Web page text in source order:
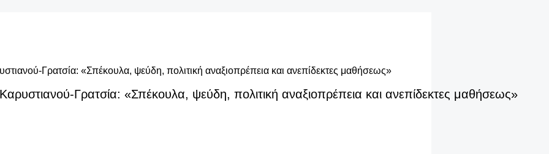
Γρατσία: «Σπέκουλα, ψεύδη, πολιτική αναξιοπρέπεια και ανεπίδεκτες μαθήσεως»